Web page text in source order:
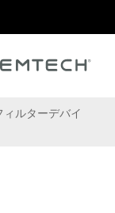
ィルターデバイ